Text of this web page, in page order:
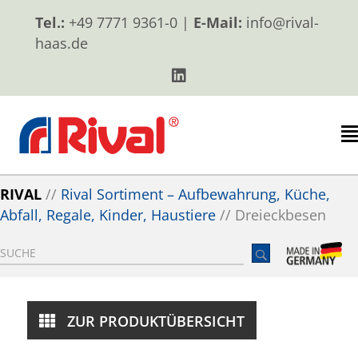
Tel.: +49 7771 9361-0 | E-Mail: info@rival-
haas.de
RIVAL // Rival Sortiment – Aufbewahrung, Küche,
Abfall, Regale, Kinder, Haustiere // Dreieckbesen
ZUR PRODUKTÜBERSICHT